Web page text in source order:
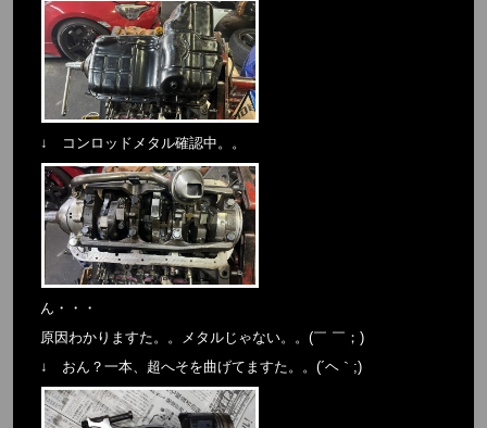
↓ コンロッドメタル確認中。。
ん・・・
原因わかりますた。。メタルじゃない。。(￣ ￣；)
↓ おん？一本、超へそを曲げてますた。。(´ヘ｀;)